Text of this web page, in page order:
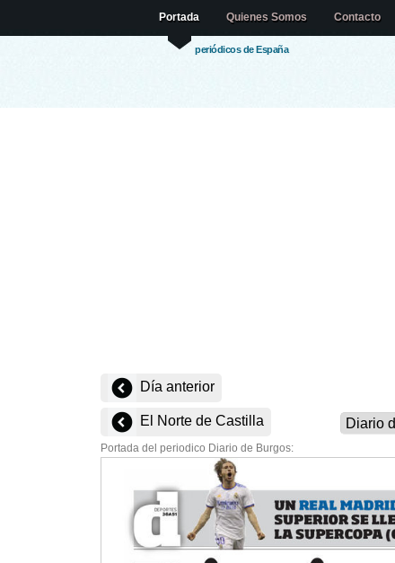
periódicos de España
Portada Quienes Somos Contacto
Día anterior
El Norte de Castilla
Portada del periodico Diario de Burgos: